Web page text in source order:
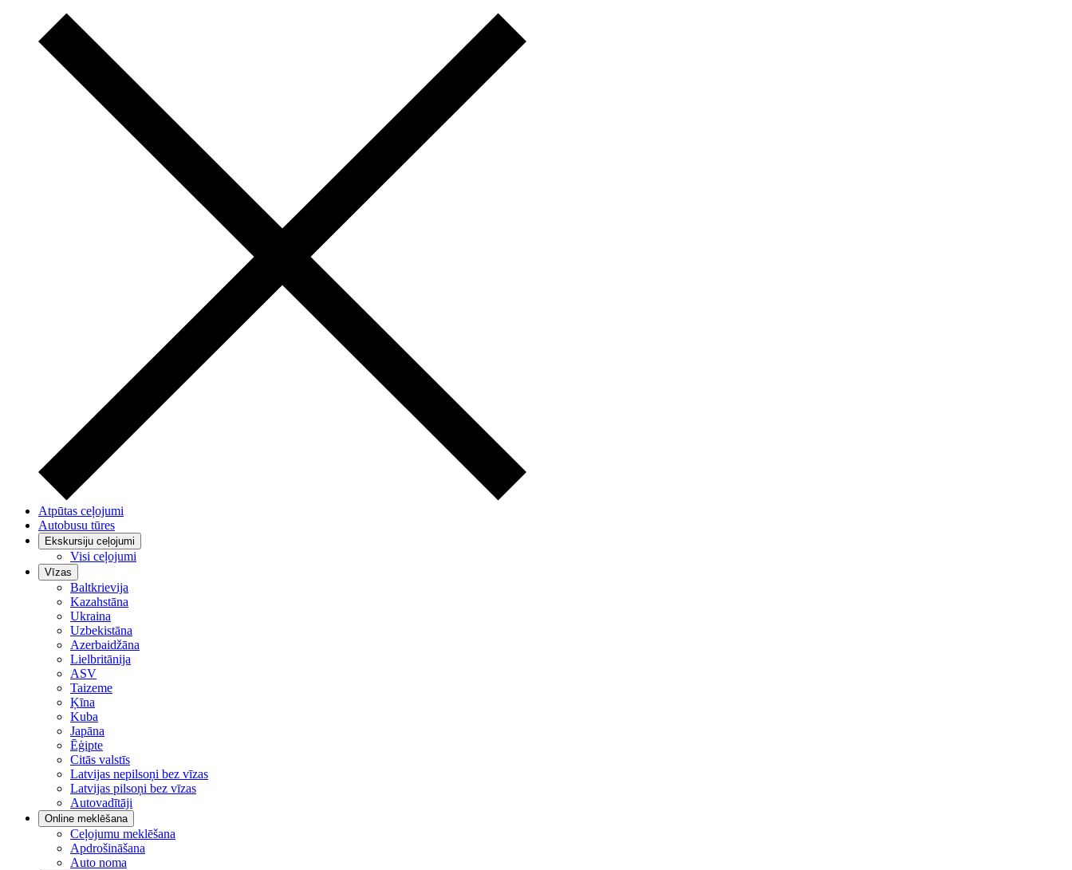
Atpūtas ceļojumi
Autobusu tūres
Ekskursiju ceļojumi
Visi ceļojumi
Vīzas
Baltkrievija
Kazahstāna
Ukraina
Uzbekistāna
Azerbaidžāna
Lielbritānija
ASV
Taizeme
Ķīna
Kuba
Japāna
Ēģipte
Citās valstīs
Latvijas nepilsoņi bez vīzas
Latvijas pilsoņi bez vīzas
Autovadītāji
Online meklēšana
Ceļojumu meklēšana
Apdrošināšana
Auto noma